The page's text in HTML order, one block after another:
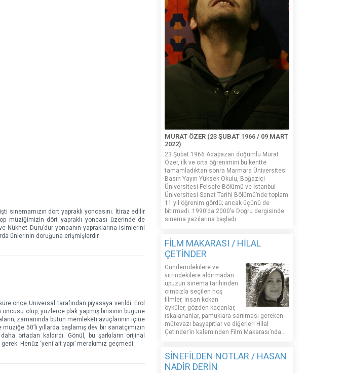
sinemamızın dört yapraklı yoncasını. İtiraz edilir
müziğimizin dört yapraklı yoncası üzerinde de
Duru’dur yoncanın yapraklarına isimlerini
ünlerinin doruğuna erişmişlerdir.
önce Universal tarafından piyasaya verildi. Erol
öncüsü olup, yüzlerce plak yapmış birisinin bugüne
zamanında bütün memleketi avuçlarının içine
50’li yıllarda başlamış dev bir sanatçımızın
ortadan kaldırdı. Gönül, bu şarkıların orijinal
Henüz ‘yeni alt yapı’ merakımız geçmedi.
MURAT ÖZER (23 ŞUBAT 1966 / 09 MART
2022)
23 Şubat 1966 Adapazarı doğumlu Murat
Özer, ilk ve orta öğrenimini bu kentte
tamamladıktan sonra Marmara Üniversitesi
Basın Yayın Yüksek Okulu, Boğaziçi
Üniversitesi Felsefe Bölümü ve İstanbul
Üniversitesi Sanat Tarihi Bölümü’nde toplam
11 yıl öğrenim gördü; ancak üçünü de
bitirmedi. 1990’da 2000’e Doğru dergisinde
sinema yazılarına başladı...
FİLM MAKARASI / HİLAL
ÇETİNDER
Gündemdekilere ve
vitrindekilere aldırmadan
upuzun sinema tarihinden
cımbızla seçilen hoş
filmler, insan kokan
öyküler, gözden kaçanlar,
ıskalananlar, pamuklara sarılması gereken
mütevazı başyapıtlar ve diğerleri Hilal
Çetinder’in kaleminden Film Makarası’nda…
SİNEFİLDEN NOTLAR / HASAN
NADİR DERİN